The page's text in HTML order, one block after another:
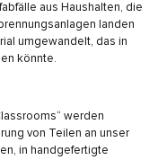
aus Haushalten, die
landen
umgewandelt, das in
könnte.
werden
von Teilen an unser
in handgefertigte